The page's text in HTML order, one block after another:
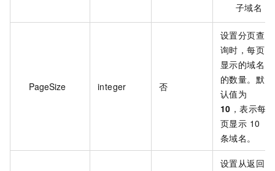
子域名
PageSize integer 否
设置分页查
询时，每页
显示的域名
的数量。默
认值为
10 ，表示每
页显示 10
条域名。
设置从返回